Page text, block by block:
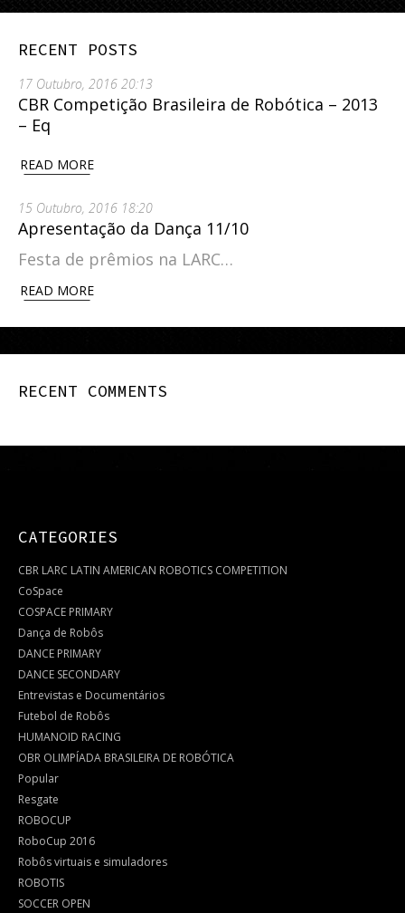
RECENT POSTS
17 Outubro, 2016 20:13
CBR Competição Brasileira de Robótica – 2013
– Eq
READ MORE
15 Outubro, 2016 18:20
Apresentação da Dança 11/10
Festa de prêmios na LARC…
READ MORE
RECENT COMMENTS
CATEGORIES
CBR LARC LATIN AMERICAN ROBOTICS COMPETITION
CoSpace
COSPACE PRIMARY
Dança de Robôs
DANCE PRIMARY
DANCE SECONDARY
Entrevistas e Documentários
Futebol de Robôs
HUMANOID RACING
OBR OLIMPÍADA BRASILEIRA DE ROBÓTICA
Popular
Resgate
ROBOCUP
RoboCup 2016
Robôs virtuais e simuladores
ROBOTIS
SOCCER OPEN